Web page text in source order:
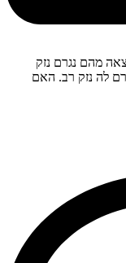
מהם נגרם נזק
לה נזק רב. האם